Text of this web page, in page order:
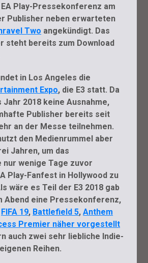
EA Play-Pressekonferenz am
Publisher neben erwarteten
Two angekündigt. Das
steht bereits zum Download
in Los Angeles die
Expo, die E3 statt. Da
Jahr 2018 keine Ausnahme,
Publisher bereits seit
an der Messe teilnehmen.
den Medienrummel aber
Jahren, um das
wenige Tage zuvor
Play-Fanfest in Hollywood zu
wäre es Teil der E3 2018 gab
Abend eine Pressekonferenz,
FIFA 19, Battlefield 5,Anthem
Premier näher vorgestellt
auch zwei sehr liebliche Indie-
Reihen.